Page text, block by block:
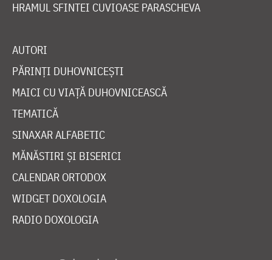
HRAMUL SFINTEI CUVIOASE PARASCHEVA
AUTORI
PĂRINȚI DUHOVNICEȘTI
MAICI CU VIAȚĂ DUHOVNICEASCĂ
TEMATICĂ
SINAXAR ALFABETIC
MĂNĂSTIRI ȘI BISERICI
CALENDAR ORTODOX
WIDGET DOXOLOGIA
RADIO DOXOLOGIA